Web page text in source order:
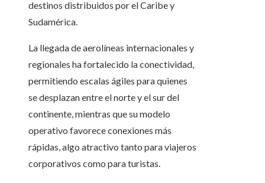
destinos distribuidos por el Caribe y
Sudamérica.
La llegada de aerolíneas internacionales y
regionales ha fortalecido la conectividad,
permitiendo escalas ágiles para quienes
se desplazan entre el norte y el sur del
continente, mientras que su modelo
operativo favorece conexiones más
rápidas, algo atractivo tanto para viajeros
corporativos como para turistas.